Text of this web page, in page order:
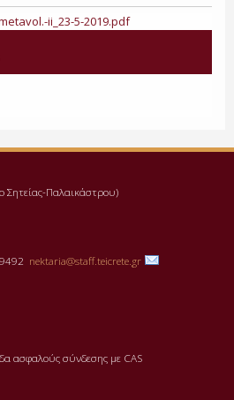
ii_23-5-2019.pdf
Σητείας-Παλαικάστρου)
nektaria@staff.teicrete.gr
ασφαλούς σύνδεσης με CAS